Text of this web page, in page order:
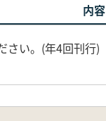
内容
さい。(年4回刊行)